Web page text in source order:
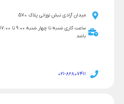
میدان آزادی نبش نورانی پلاک 570
باشد
021-82807411